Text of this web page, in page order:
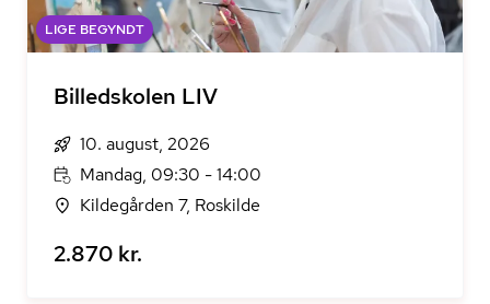
LIGE BEGYNDT
Billedskolen LIV
10. august, 2026
Mandag, 09:30 - 14:00
Kildegården 7, Roskilde
2.870 kr.